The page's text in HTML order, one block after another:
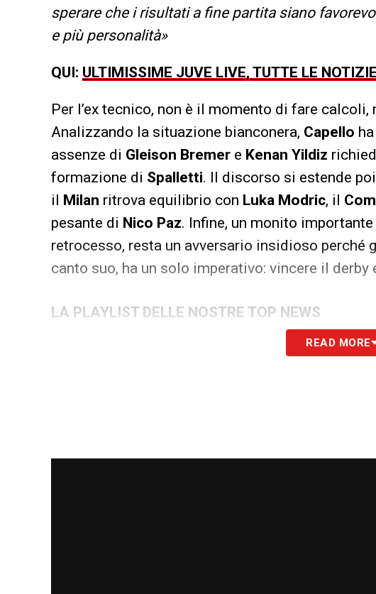
sperare che i risultati a fine partita siano
e più personalità»
QUI: ULTIMISSIME JUVE LIVE, TUTTE LE
Per l’ex tecnico, non è il momento di fare
Analizzando la situazione bianconera, Capello
assenze di Gleison Bremer e Kenan Yildiz
formazione di Spalletti. Il discorso si estende
il Milan ritrova equilibrio con Luka Modric, il
pesante di Nico Paz. Infine, un monito importante
retrocesso, resta un avversario insidioso perché
canto suo, ha un solo imperativo: vincere il
LA PLAYLIST DELLE NOSTRE TOP NEWS
READ MORE